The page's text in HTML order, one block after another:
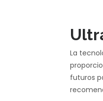
La
futuros